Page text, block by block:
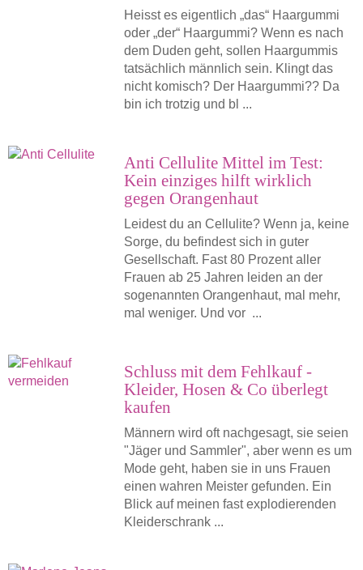
Heisst es eigentlich „das“ Haargummi
oder „der“ Haargummi? Wenn es nach
dem Duden geht, sollen Haargummis
tatsächlich männlich sein. Klingt das
nicht komisch? Der Haargummi?? Da
bin ich trotzig und bl ...
Anti Cellulite Mittel im Test:
Kein einziges hilft wirklich
gegen Orangenhaut
Leidest du an Cellulite? Wenn ja, keine
Sorge, du befindest sich in guter
Gesellschaft. Fast 80 Prozent aller
Frauen ab 25 Jahren leiden an der
sogenannten Orangenhaut, mal mehr,
mal weniger. Und vor ...
Schluss mit dem Fehlkauf -
Kleider, Hosen & Co überlegt
kaufen
Männern wird oft nachgesagt, sie seien
"Jäger und Sammler", aber wenn es um
Mode geht, haben sie in uns Frauen
einen wahren Meister gefunden. Ein
Blick auf meinen fast explodierenden
Kleiderschrank ...